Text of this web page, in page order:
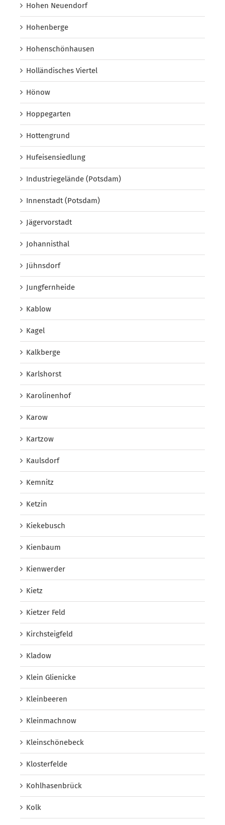
Hohen Neuendorf
Hohenberge
Hohenschönhausen
Holländisches Viertel
Hönow
Hoppegarten
Hottengrund
Hufeisensiedlung
Industriegelände (Potsdam)
Innenstadt (Potsdam)
Jägervorstadt
Johannisthal
Jühnsdorf
Jungfernheide
Kablow
Kagel
Kalkberge
Karlshorst
Karolinenhof
Karow
Kartzow
Kaulsdorf
Kemnitz
Ketzin
Kiekebusch
Kienbaum
Kienwerder
Kietz
Kietzer Feld
Kirchsteigfeld
Kladow
Klein Glienicke
Kleinbeeren
Kleinmachnow
Kleinschönebeck
Klosterfelde
Kohlhasenbrück
Kolk